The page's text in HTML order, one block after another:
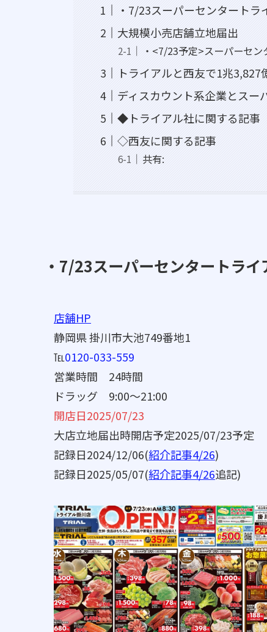
・7/23スーパーセンタートラ
大規模小売店舗立地届出
・<7/23予定>スーパーセ
トライアルと西友で1兆
ディスカウント系企業とスー
◆トライアル社に関する記事
◇西友に関する記事
共有:
・7/23スーパーセンタートラ
店舗HP
静岡県 掛川市大池749番地1
℡0120-033-559
営業時間 24時間
ドラッグ 9:00～21:00
開店日2025/07/23
大店立地届出時開店予定2025/07/23予定
記録日2024/12/06(紹介記事4/26)
記録日2025/05/07(紹介記事4/26追記)